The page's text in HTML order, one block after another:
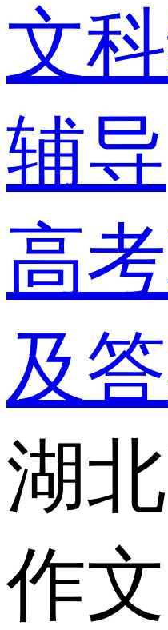
文
辅导
高
及
湖
作文